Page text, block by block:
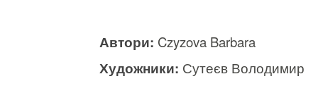
Автори: Czyzova Barbara
Художники: Сутеєв Володимир